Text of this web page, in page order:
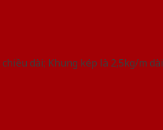
dài; Khung kép là 2,5kg/m dài